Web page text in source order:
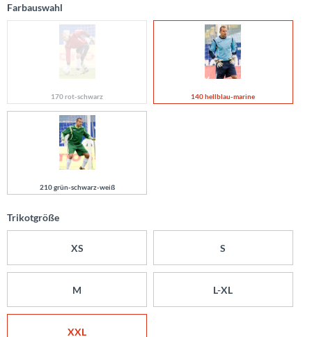
Farbauswahl
170 rot-schwarz 140 hellblau-marine
210 grün-schwarz-weiß
Trikotgröße
XS S
M L-XL
XXL